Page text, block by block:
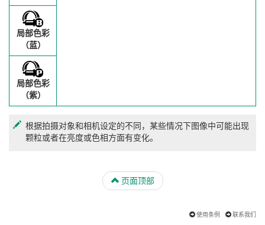
局部色彩
（蓝）
局部色彩
（紫）
根据拍摄对象和相机设定的不同，某些情况下图像中可能出现
颗粒或者在亮度或色相方面有变化。
页面顶部
使用条例 联系我们